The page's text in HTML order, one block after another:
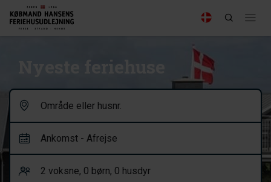
Nyeste feriehuse